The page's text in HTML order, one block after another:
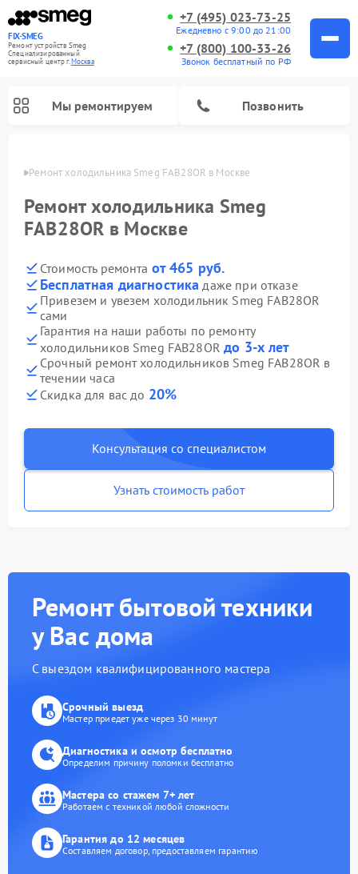
FIX-SMEG
Ремонт устройств Smeg
Специализированный
cервисный центр г.Москва
+7 (495) 023-73-25
Ежедневно с 9:00 до 21:00
+7 (800) 100-33-26
Звонок бесплатный по РФ
Мы ремонтируем Позвонить
Ремонт холодильника Smeg FAB28OR в Москве
Ремонт холодильника Smeg
FAB28OR в Москве
Стоимость ремонта от 465 руб.
Бесплатная диагностика даже при отказе
Привезем и увезем холодильник Smeg FAB28OR
сами
Гарантия на наши работы по ремонту
холодильников Smeg FAB28ORдо 3-х лет
Срочный ремонт холодильников Smeg FAB28OR в
течении часа
Скидка для вас до 20%
Консультация со специалистом
Узнать стоимость работ
Ремонт бытовой техники
у Вас дома
С выездом квалифицированного мастера
Срочный выезд
Мастер приедет уже через 30 минут
Диагностика и осмотр бесплатно
Определим причину поломки бесплатно
Мастера со стажем 7+ лет
Работаем с техникой любой сложности
Гарантия до 12 месяцев
Составляем договор, предоставляем гарантию